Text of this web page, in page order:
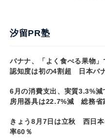
汐留PR塾
バナナ、「よく食べる果物
認知度は初の4割超 日本バ
6月の消費支出、実質3.3%
房用器具は22.7%減 総務省
きょう8月7日は立秋 西日
率60％